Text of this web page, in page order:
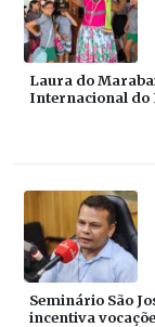
Laura do
Internacional do
Seminário São
incentiva